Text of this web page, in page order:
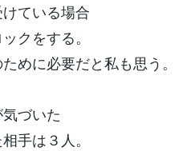
ている場合
クをする。
めに必要だと私も思う。
づいた
手は３人。